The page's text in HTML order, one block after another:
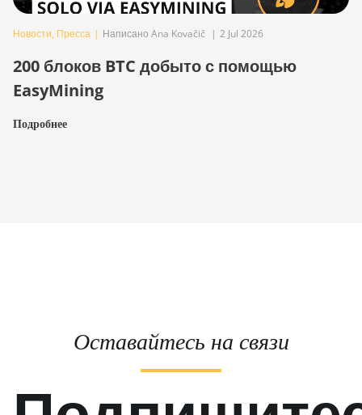
Новости, Пресса | Написано Ana Kovačič | 2 Jul 2026
200 блоков BTC добыто с помощью
EasyMining
Подробнее
Оставайтесь на связи